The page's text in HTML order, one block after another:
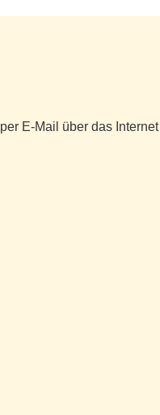
E-Mail über das Internet